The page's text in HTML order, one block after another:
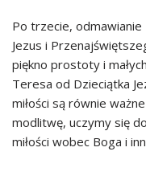
Po trzecie,
Jezus i
piękno prostoty i
Teresa od Dzieciątka
miłości są równie
modlitwę, uczymy się
miłości wobec Boga i